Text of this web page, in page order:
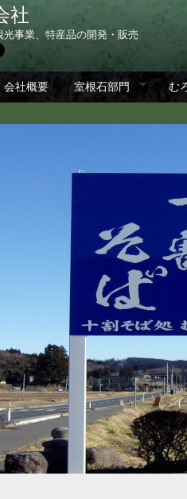
社
事業、特産品の開発・販売
会社概要 室根石部門 む